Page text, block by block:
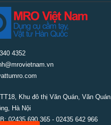
4352
Khu đô thị Văn Quán, Văn Quán,
Hà Nội
02435 690 365 - 02435 642 966